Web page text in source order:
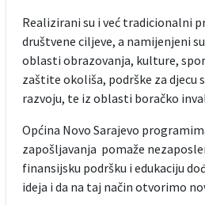
Realizirani su i već tradicionalni
društvene ciljeve, a namijenjeni
oblasti obrazovanja, kulture,
zaštite okoliša, podrške za djecu
razvoju, te iz oblasti boračko
Općina Novo Sarajevo
zapošljavanja pomaže
finansijsku podršku i edukaciju
ideja i da na taj način otvorimo